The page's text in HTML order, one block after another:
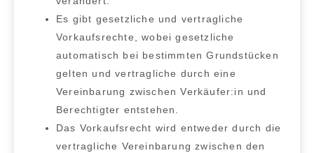
Es gibt gesetzliche und vertragliche
Vorkaufsrechte
, wobei gesetzliche
automatisch bei bestimmten Grundstücken
gelten und vertragliche durch eine
Vereinbarung zwischen Verkäufer:in und
Berechtigter entstehen.
Das Vorkaufsrecht wird entweder durch die
vertragliche Vereinbarung zwischen den